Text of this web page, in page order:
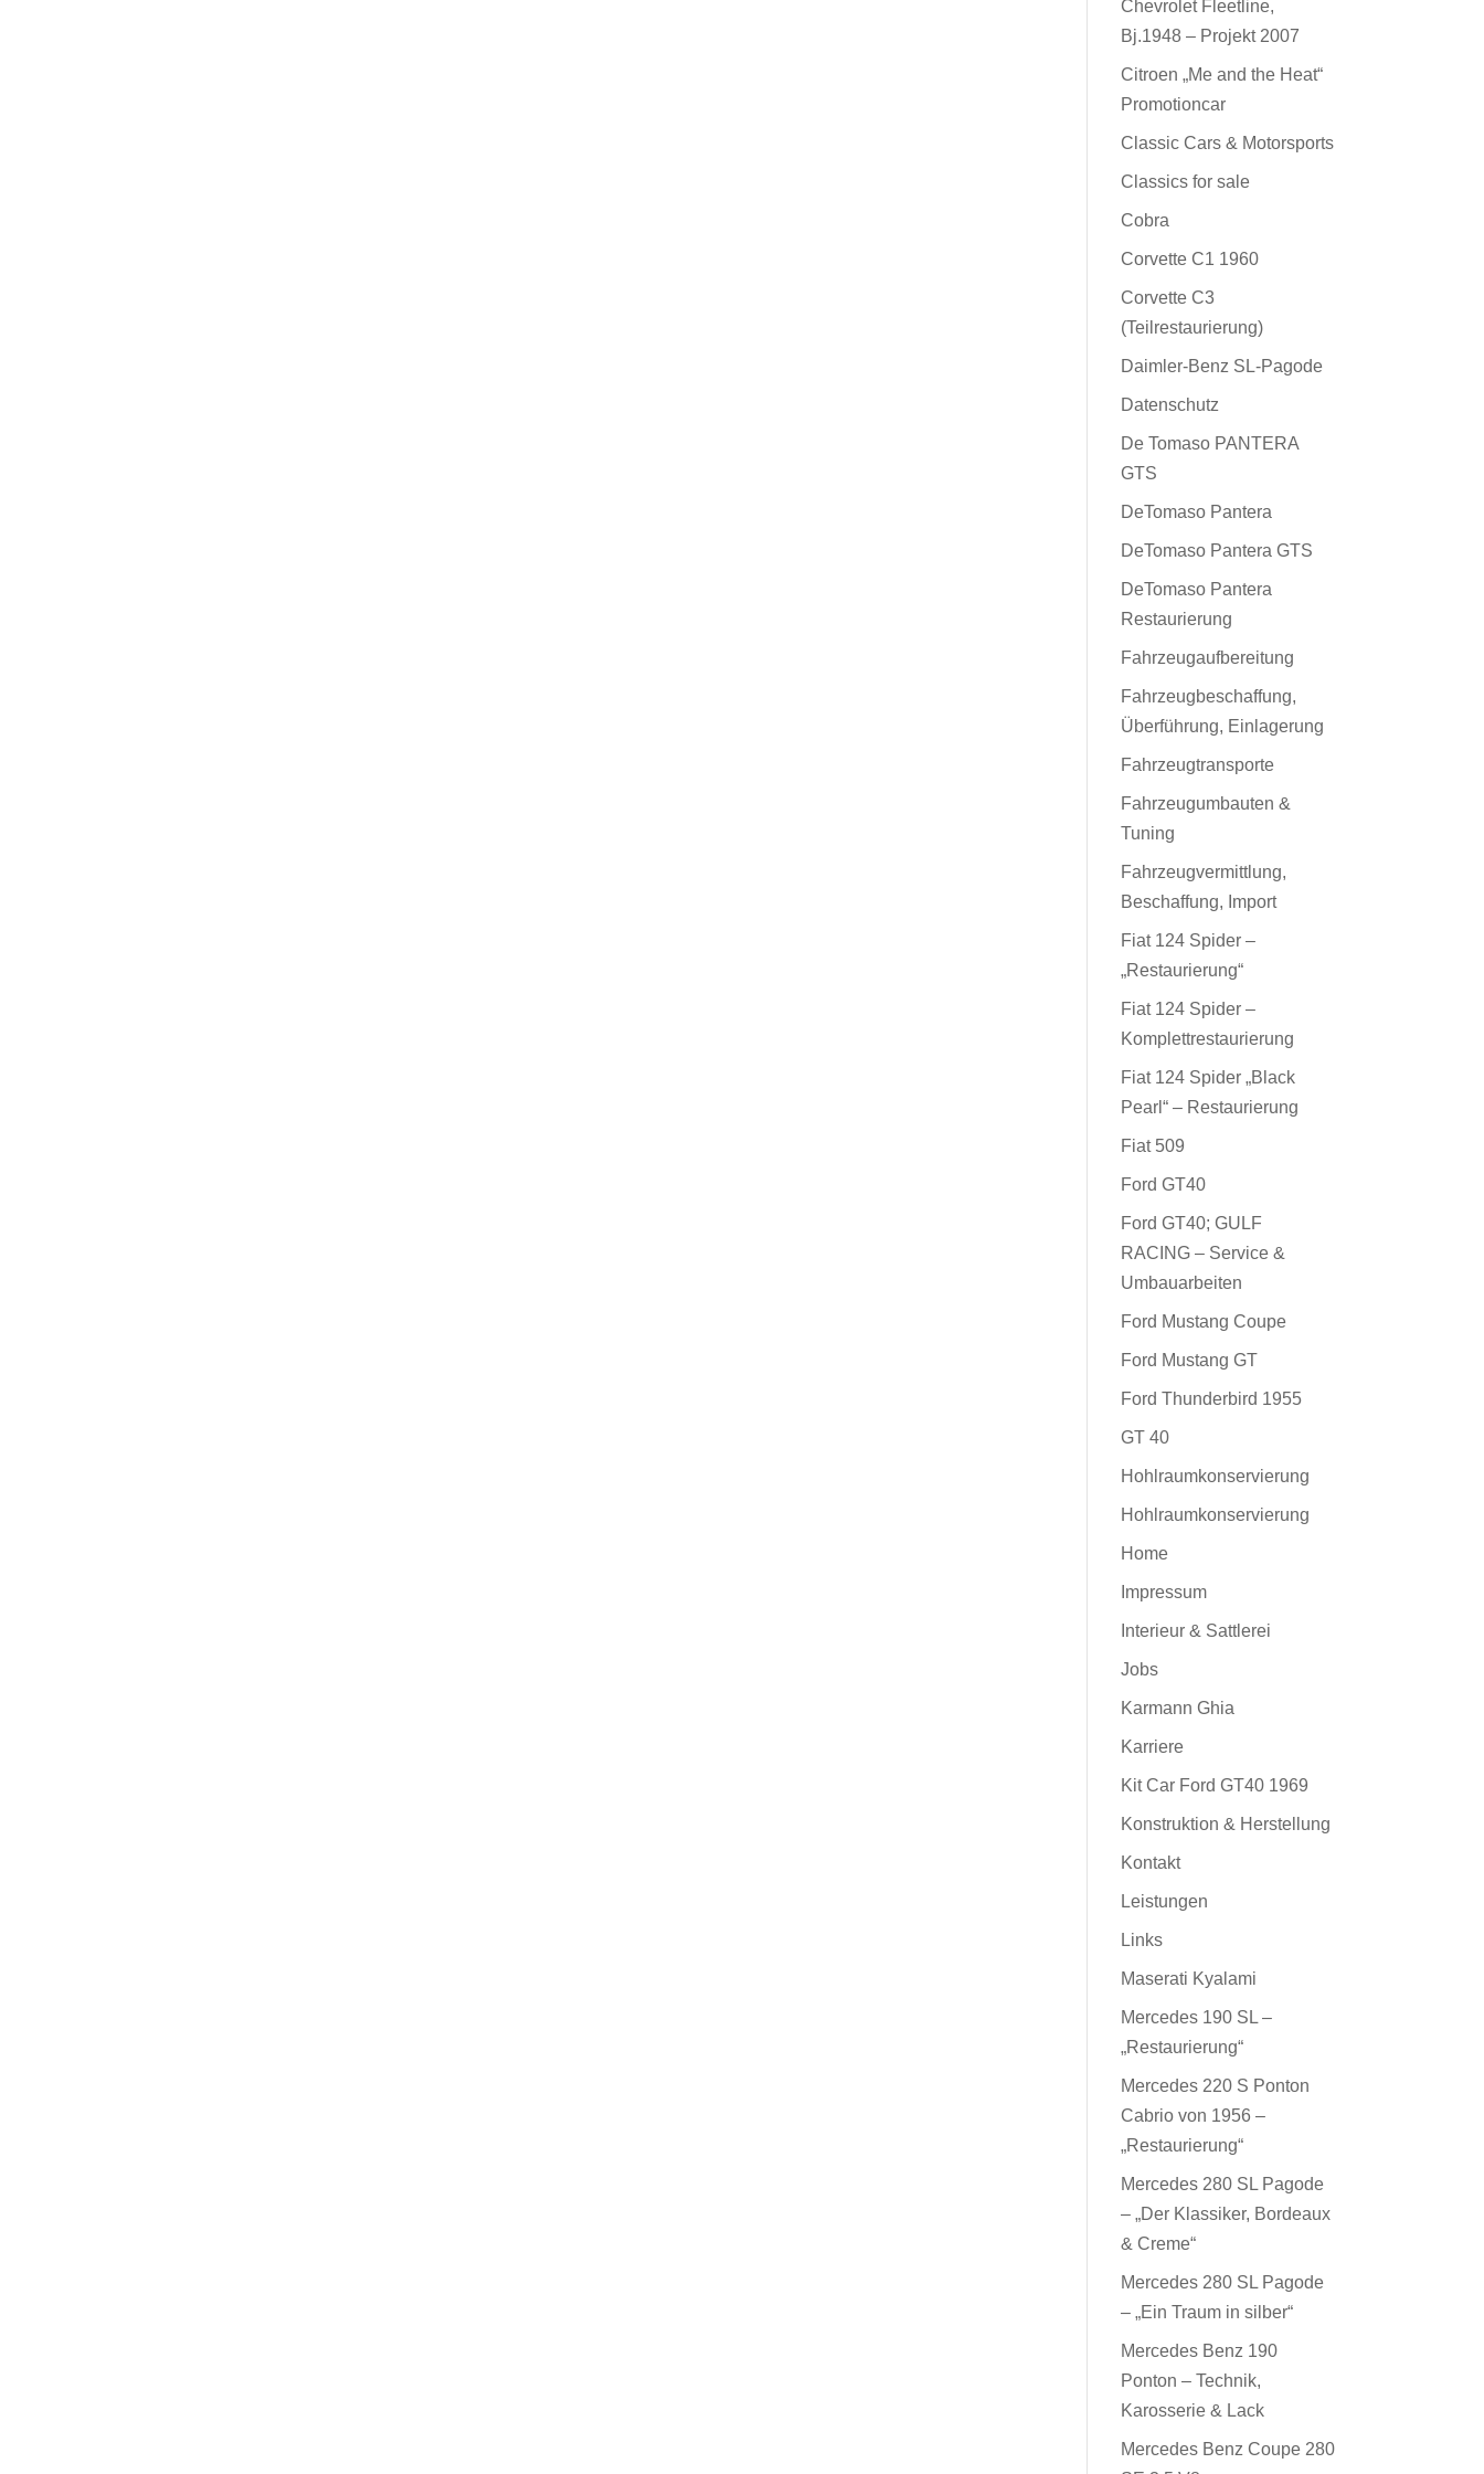
Chevrolet Fleetline,
Bj.1948 – Projekt 2007
Citroen „Me and the Heat“
Promotioncar
Classic Cars & Motorsports
Classics for sale
Cobra
Corvette C1 1960
Corvette C3
(Teilrestaurierung)
Daimler-Benz SL-Pagode
Datenschutz
De Tomaso PANTERA
GTS
DeTomaso Pantera
DeTomaso Pantera GTS
DeTomaso Pantera
Restaurierung
Fahrzeugaufbereitung
Fahrzeugbeschaffung,
Überführung, Einlagerung
Fahrzeugtransporte
Fahrzeugumbauten &
Tuning
Fahrzeugvermittlung,
Beschaffung, Import
Fiat 124 Spider –
„Restaurierung“
Fiat 124 Spider –
Komplettrestaurierung
Fiat 124 Spider „Black
Pearl“ – Restaurierung
Fiat 509
Ford GT40
Ford GT40; GULF
RACING – Service &
Umbauarbeiten
Ford Mustang Coupe
Ford Mustang GT
Ford Thunderbird 1955
GT 40
Hohlraumkonservierung
Hohlraumkonservierung
Home
Impressum
Interieur & Sattlerei
Jobs
Karmann Ghia
Karriere
Kit Car Ford GT40 1969
Konstruktion & Herstellung
Kontakt
Leistungen
Links
Maserati Kyalami
Mercedes 190 SL –
„Restaurierung“
Mercedes 220 S Ponton
Cabrio von 1956 –
„Restaurierung“
Mercedes 280 SL Pagode
– „Der Klassiker, Bordeaux
& Creme“
Mercedes 280 SL Pagode
– „Ein Traum in silber“
Mercedes Benz 190
Ponton – Technik,
Karosserie & Lack
Mercedes Benz Coupe 280